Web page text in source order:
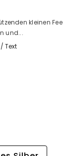
kleinen Fee
und...
/ Text